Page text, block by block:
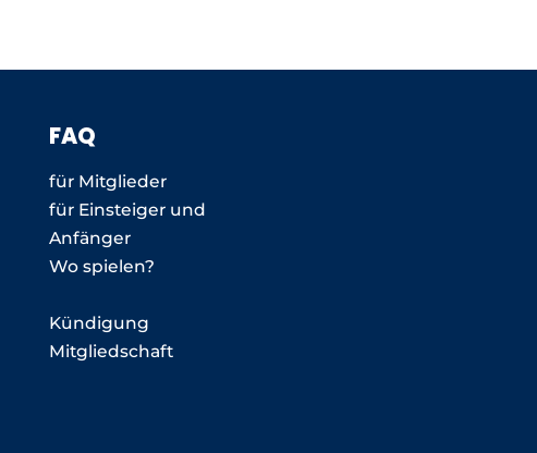
FAQ
für Mitglieder
für Einsteiger und
Anfänger
Wo spielen?
Kündigung
Mitgliedschaft